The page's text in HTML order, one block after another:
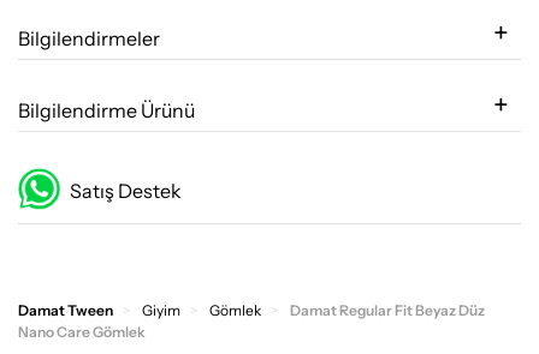
Bilgilendirmeler
Bilgilendirme Ürünü
Satış Destek
Damat Tween Giyim Gömlek
Damat Regular Fit Beyaz Düz
Nano Care Gömlek